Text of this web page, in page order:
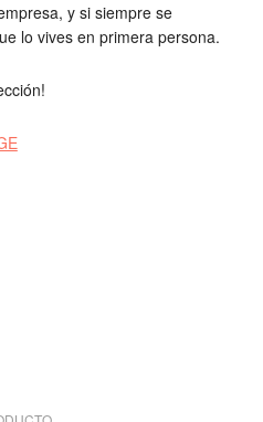
y si siempre se
lo vives en primera persona.